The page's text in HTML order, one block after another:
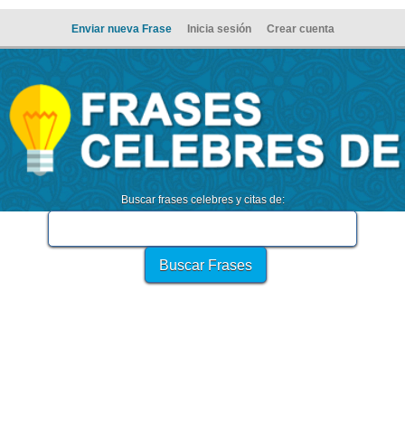
Enviar nueva Frase Inicia sesión Crear cuenta
Buscar frases celebres y citas de: